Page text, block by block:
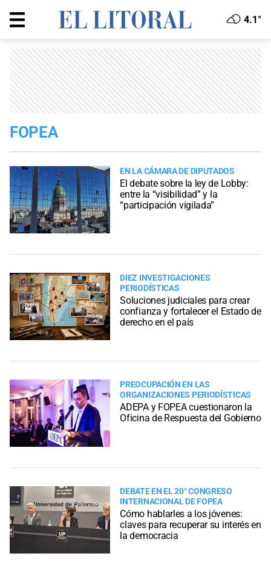
4.1°
FOPEA
EN LA CÁMARA DE DIPUTADOS
El debate sobre la ley de Lobby:
entre la “visibilidad” y la
“participación vigilada”
DIEZ INVESTIGACIONES
PERIODÍSTICAS
Soluciones judiciales para crear
confianza y fortalecer el Estado de
derecho en el país
PREOCUPACIÓN EN LAS
ORGANIZACIONES PERIODÍSTICAS
ADEPA y FOPEA cuestionaron la
Oficina de Respuesta del Gobierno
DEBATE EN EL 20° CONGRESO
INTERNACIONAL DE FOPEA
Cómo hablarles a los jóvenes:
claves para recuperar su interés en
la democracia